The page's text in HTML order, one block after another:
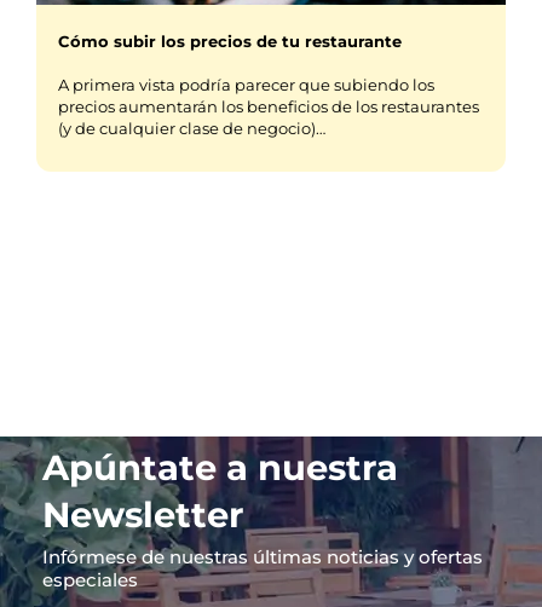
Cómo subir los precios de tu restaurante
A primera vista podría parecer que subiendo los
precios aumentarán los beneficios de los restaurantes
(y de cualquier clase de negocio)…
Apúntate a nuestra
Newsletter
Infórmese de nuestras últimas noticias y ofertas
especiales